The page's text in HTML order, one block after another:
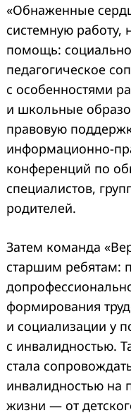
«Обнаженные
системную
помощь:
педагогическое
с особенностями
и школьные
правовую
информационно-
конференций по
специалистов,
родителей.
Затем команда
старшим ребятам:
формирования
и социализации у
с инвалидностью.
стала
инвалидностью на
жизни — от